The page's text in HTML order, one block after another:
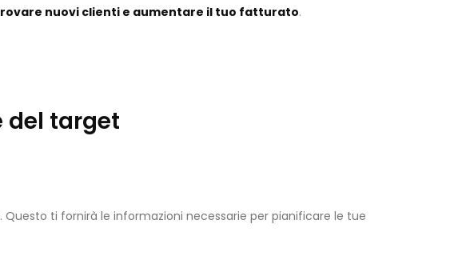
nuovi clienti e aumentare il tuo fatturato.
del target
ti fornirà le informazioni necessarie per pianificare le tue